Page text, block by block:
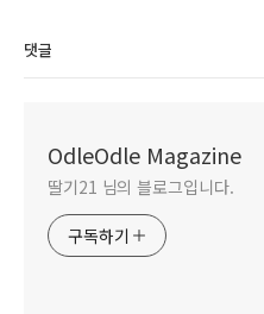
댓글
OdleOdle Magazine
딸기21 님의 블로그입니다.
구독하기